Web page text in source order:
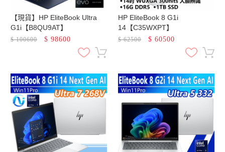
【現貨】HP EliteBook Ultra
G1i【B8QU9AT】
$100600 $ 98600
HP EliteBook 8 G1i
14【C35WXPT】
$62500 $ 60500